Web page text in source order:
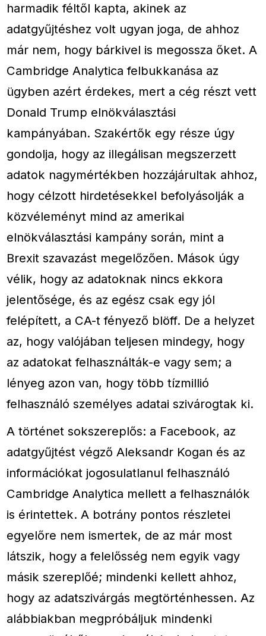
harmadik féltől kapta, akinek az
adatgyűjtéshez volt ugyan joga, de ahhoz
már nem, hogy bárkivel is megossza őket. A
Cambridge Analytica felbukkanása az
ügyben azért érdekes, mert a cég részt vett
Donald Trump elnökválasztási
kampányában. Szakértők egy része úgy
gondolja, hogy az illegálisan megszerzett
adatok nagymértékben hozzájárultak ahhoz,
hogy célzott hirdetésekkel befolyásolják a
közvéleményt mind az amerikai
elnökválasztási kampány során, mint a
Brexit szavazást megelőzően. Mások úgy
vélik, hogy az adatoknak nincs ekkora
jelentősége, és az egész csak egy jól
felépített, a CA-t fényező blöff. De a helyzet
az, hogy valójában teljesen mindegy, hogy
az adatokat felhasználták-e vagy sem; a
lényeg azon van, hogy több tízmillió
felhasználó személyes adatai szivárogtak ki.
A történet sokszereplős: a Facebook, az
adatgyűjtést végző Aleksandr Kogan és az
információkat jogosulatlanul felhasználó
Cambridge Analytica mellett a felhasználók
is érintettek. A botrány pontos részletei
egyelőre nem ismertek, de az már most
látszik, hogy a felelősség nem egyik vagy
másik szereplőé; mindenki kellett ahhoz,
hogy az adatszivárgás megtörténhessen. Az
alábbiakban megpróbáljuk mindenki